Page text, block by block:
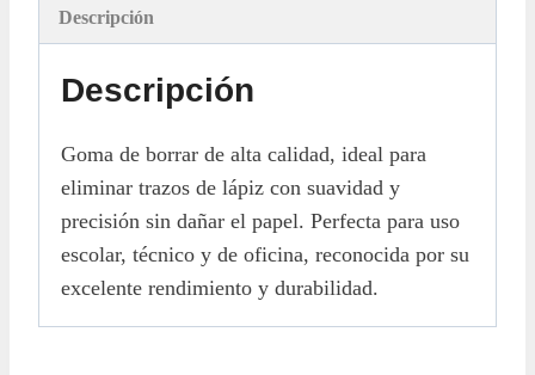
Descripción
Descripción
Goma de borrar de alta calidad, ideal para
eliminar trazos de lápiz con suavidad y
precisión sin dañar el papel. Perfecta para uso
escolar, técnico y de oficina, reconocida por su
excelente rendimiento y durabilidad.